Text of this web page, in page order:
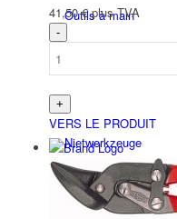
Outils à main
Niet­werk­zeuge
41,50€ plus TVA
VERS LE PRODUIT